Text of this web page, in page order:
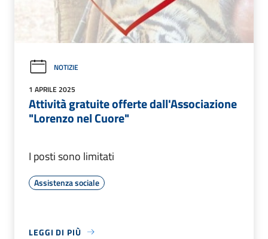
NOTIZIE
1 APRILE 2025
Attività gratuite offerte dall'Associazione
"Lorenzo nel Cuore"
I posti sono limitati
Assistenza sociale
LEGGI DI PIÙ